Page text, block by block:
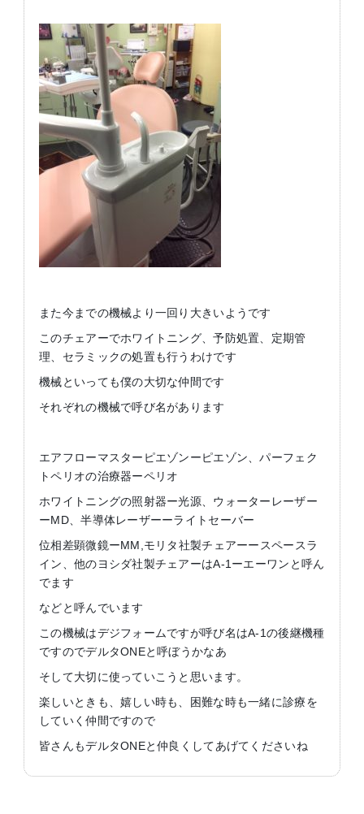
また今までの機械より一回り大きいようです
このチェアーでホワイトニング、予防処置、定期管
理、セラミックの処置も行うわけです
機械といっても僕の大切な仲間です
それぞれの機械で呼び名があります
エアフローマスターピエゾンーピエゾン、パーフェク
トペリオの治療器ーペリオ
ホワイトニングの照射器ー光源、ウォーターレーザー
ーMD、半導体レーザーーライトセーバー
位相差顕微鏡ーMM,モリタ社製チェアーースペースラ
イン、他のヨシダ社製チェアーはA-1ーエーワンと呼ん
でます
などと呼んでいます
この機械はデジフォームですが呼び名はA-1の後継機種
ですのでデルタONEと呼ぼうかなあ
そして大切に使っていこうと思います。
楽しいときも、嬉しい時も、困難な時も一緒に診療を
していく仲間ですので
皆さんもデルタONEと仲良くしてあげてくださいね